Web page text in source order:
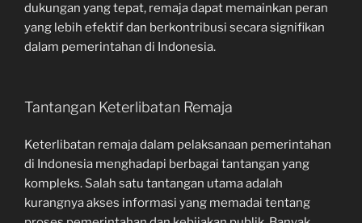
dukungan yang tepat, remaja dapat memainkan peran
yang lebih efektif dan berkontribusi secara signifikan
dalam pemerintahan di Indonesia.
Tantangan Keterlibatan Remaja
Keterlibatan remaja dalam pelaksanaan pemerintahan
di Indonesia menghadapi berbagai tantangan yang
kompleks. Salah satu tantangan utama adalah
kurangnya akses informasi yang memadai tentang